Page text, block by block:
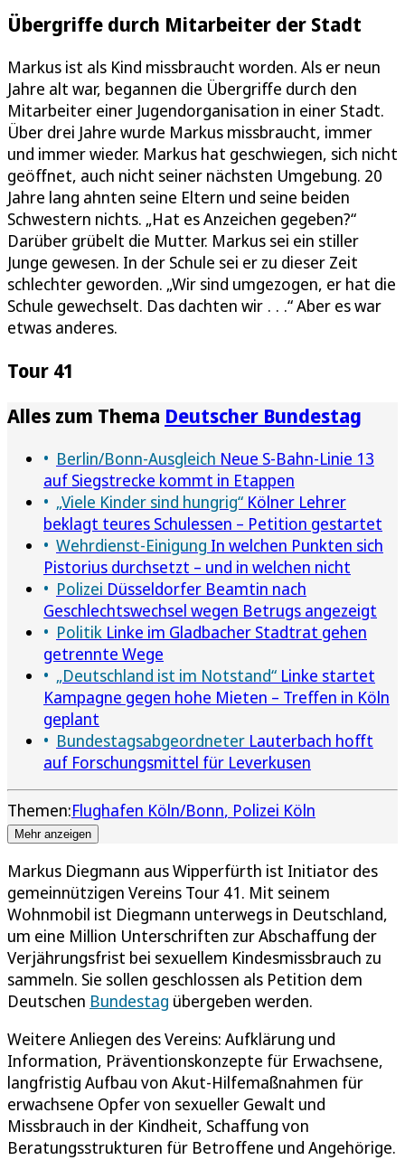
Übergriffe durch Mitarbeiter der Stadt
Markus ist als Kind missbraucht worden. Als er neun
Jahre alt war, begannen die Übergriffe durch den
Mitarbeiter einer Jugendorganisation in einer Stadt.
Über drei Jahre wurde Markus missbraucht, immer
und immer wieder. Markus hat geschwiegen, sich nicht
geöffnet, auch nicht seiner nächsten Umgebung. 20
Jahre lang ahnten seine Eltern und seine beiden
Schwestern nichts. „Hat es Anzeichen gegeben?“
Darüber grübelt die Mutter. Markus sei ein stiller
Junge gewesen. In der Schule sei er zu dieser Zeit
schlechter geworden. „Wir sind umgezogen, er hat die
Schule gewechselt. Das dachten wir . . .“ Aber es war
etwas anderes.
Tour 41
Alles zum Thema Deutscher Bundestag
Berlin/Bonn-Ausgleich Neue S-Bahn-Linie 13
auf Siegstrecke kommt in Etappen
„Viele Kinder sind hungrig“ Kölner Lehrer
beklagt teures Schulessen – Petition gestartet
Wehrdienst-Einigung In welchen Punkten sich
Pistorius durchsetzt – und in welchen nicht
Polizei Düsseldorfer Beamtin nach
Geschlechtswechsel wegen Betrugs angezeigt
Politik Linke im Gladbacher Stadtrat gehen
getrennte Wege
„Deutschland ist im Notstand“ Linke startet
Kampagne gegen hohe Mieten – Treffen in Köln
geplant
Bundestagsabgeordneter Lauterbach hofft
auf Forschungsmittel für Leverkusen
Themen:Flughafen Köln/Bonn Polizei Köln
Mehr anzeigen
Markus Diegmann aus Wipperfürth ist Initiator des
gemeinnützigen Vereins Tour 41. Mit seinem
Wohnmobil ist Diegmann unterwegs in Deutschland,
um eine Million Unterschriften zur Abschaffung der
Verjährungsfrist bei sexuellem Kindesmissbrauch zu
sammeln. Sie sollen geschlossen als Petition dem
Deutschen Bundestag übergeben werden.
Weitere Anliegen des Vereins: Aufklärung und
Information, Präventionskonzepte für Erwachsene,
langfristig Aufbau von Akut-Hilfemaßnahmen für
erwachsene Opfer von sexueller Gewalt und
Missbrauch in der Kindheit, Schaffung von
Beratungsstrukturen für Betroffene und Angehörige.